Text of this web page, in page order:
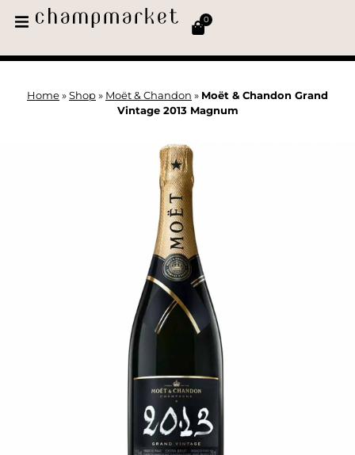
0
Home » Shop » Moët & Chandon » Moët & Chandon Grand
Vintage 2013 Magnum